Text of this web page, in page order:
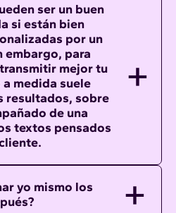
ser un buen
si están bien
por un
embargo, para
mejor tu
medida suele
resultados, sobre
de una
textos pensados
yo mismo los